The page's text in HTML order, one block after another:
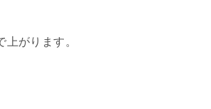
上がります。